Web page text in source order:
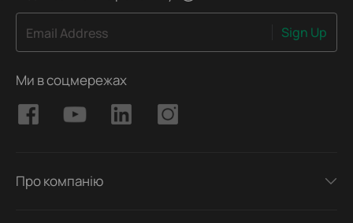
Email Address Sign Up
Ми в соцмережах
Про компанію